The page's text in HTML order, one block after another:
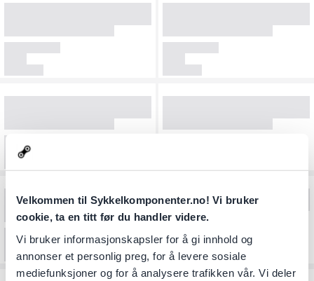
Velkommen til Sykkelkomponenter.no! Vi bruker
cookie, ta en titt før du handler videre.
Vi bruker informasjonskapsler for å gi innhold og
annonser et personlig preg, for å levere sosiale
mediefunksjoner og for å analysere trafikken vår. Vi deler